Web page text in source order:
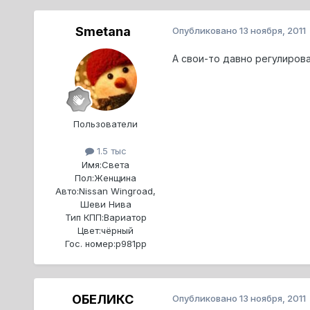
Smetana
Пользователи
1.5 тыс
Имя:Света
Пол:Женщина
Авто:Nissan Wingroad,
Шеви Нива
Тип КПП:Вариатор
Цвет:чёрный
Гос. номер:р981рр
Опубликовано 13 ноября, 2011
А свои-то давно
ОБЕЛИКС Опубликовано 13 ноября, 2011